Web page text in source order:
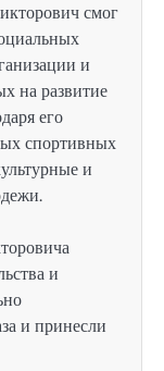
смог
и
на развитие
его
спортивных
и
и
и принесли